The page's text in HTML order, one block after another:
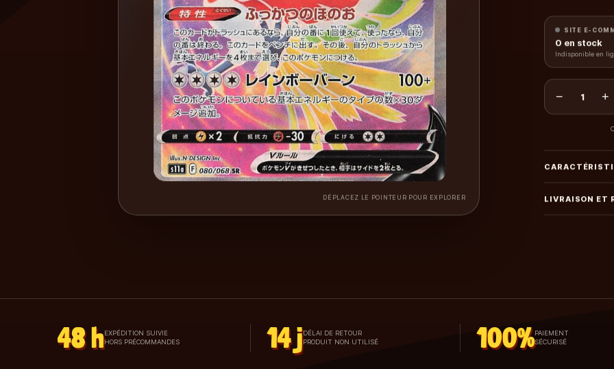
DÉPLACEZ LE POINTEUR POUR EXPLORER
SITE E-
0 en stock
Indisponible en
− 1 +
LIVRAISON ET
48 hEXPÉDITION SUIVIE
HORS PRÉCOMMANDES
14 jDÉLAI DE RETOUR
PRODUIT NON UTILISÉ
100%PAIEMENT
SÉCURISÉ